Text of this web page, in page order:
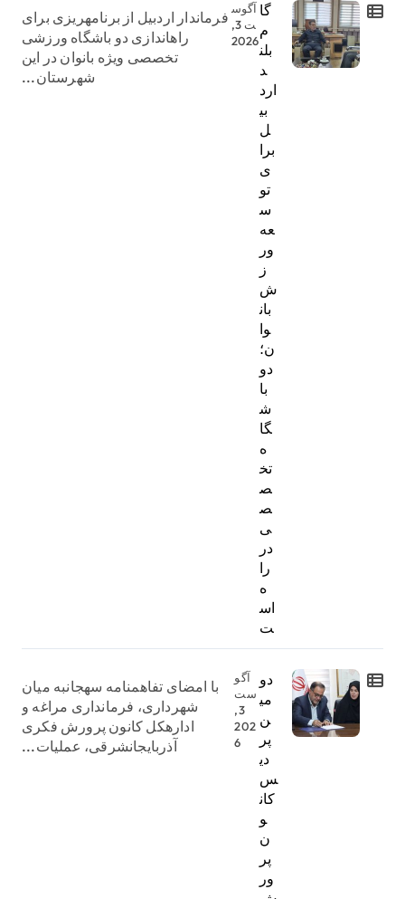
گا
م
بلن
د
ارد
بی
ل
برا
ی
تو
س
عه
ور
ز
ش
بان
وا
ن؛
دو
با
ش
گا
ه
تخ
ص
ص
ی
در
را
ه
اس
ت
آگوس
ت 3,
2026
فرماندار اردبیل از برنامهریزی برای
راهاندازی دو باشگاه ورزشی
تخصصی ویژه بانوان در این
شهرستان...
دو
می
ن
پر
دی
س
کان
و
ن
پر
ور
آگو
ست
3,
202
6
با امضای تفاهمنامه سهجانبه میان
شهرداری، فرمانداری مراغه و
ادارهکل کانون پرورش فکری
آذربایجانشرقی، عملیات...